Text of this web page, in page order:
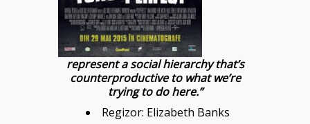
represent a social hierarchy that’s
counterproductive to what we’re
trying to do here.”
Regizor: Elizabeth Banks